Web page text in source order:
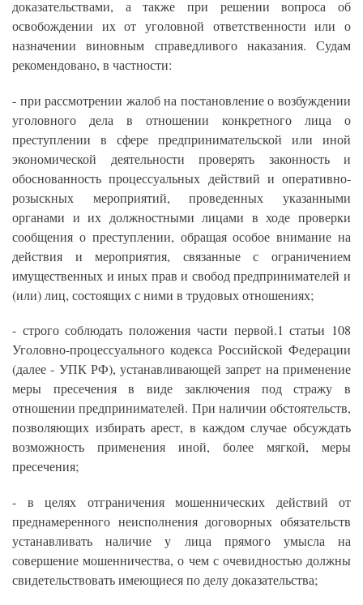
доказательствами, а также при решении вопроса об
освобождении их от уголовной ответственности или о
назначении виновным справедливого наказания. Судам
рекомендовано, в частности:
- при рассмотрении жалоб на постановление о возбуждении
уголовного дела в отношении конкретного лица о
преступлении в сфере предпринимательской или иной
экономической деятельности проверять законность и
обоснованность процессуальных действий и оперативно-
розыскных мероприятий, проведенных указанными
органами и их должностными лицами в ходе проверки
сообщения о преступлении, обращая особое внимание на
действия и мероприятия, связанные с ограничением
имущественных и иных прав и свобод предпринимателей и
(или) лиц, состоящих с ними в трудовых отношениях;
- строго соблюдать положения части первой.1 статьи 108
Уголовно-процессуального кодекса Российской Федерации
(далее - УПК РФ), устанавливающей запрет на применение
меры пресечения в виде заключения под стражу в
отношении предпринимателей. При наличии обстоятельств,
позволяющих избирать арест, в каждом случае обсуждать
возможность применения иной, более мягкой, меры
пресечения;
- в целях отграничения мошеннических действий от
преднамеренного неисполнения договорных обязательств
устанавливать наличие у лица прямого умысла на
совершение мошенничества, о чем с очевидностью должны
свидетельствовать имеющиеся по делу доказательства;